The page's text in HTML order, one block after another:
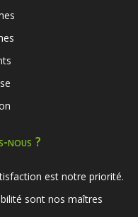
nous ?
est notre priorité.
sont nos maîtres